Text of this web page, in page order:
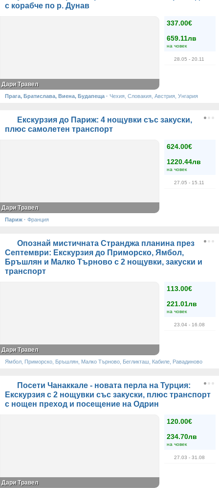
с корабче по р. Дунав
337.00€
659.11лв
на човек
28.05 - 20.11
Дари Травел
Прага, Братислава, Виена, Будапеща · Чехия, Словакия, Австрия, Унгария
Екскурзия до Париж: 4 нощувки със закуски,
плюс самолетен транспорт
624.00€
1220.44лв
на човек
27.05 - 15.11
Дари Травел
Париж · Франция
Опознай мистичната Странджа планина през
Септември: Екскурзия до Приморско, Ямбол,
Бръшлян и Малко Търново с 2 нощувки, закуски и
транспорт
113.00€
221.01лв
на човек
23.04 - 16.08
Дари Травел
Ямбол, Приморско, Бръшлян, Малко Търново, Бегликташ, Кабиле, Равадиново
Посети Чанаккале - новата перла на Турция:
Екскурзия с 2 нощувки със закуски, плюс транспорт
с нощен преход и посещение на Одрин
120.00€
234.70лв
на човек
27.03 - 31.08
Дари Травел